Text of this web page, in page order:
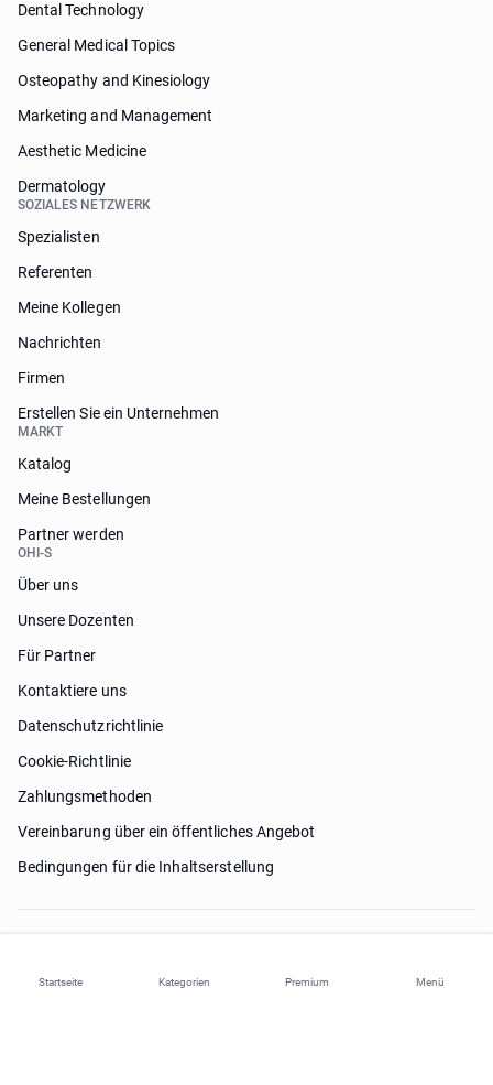
Startseite Kategorien Premium Menü
Dental Technology
General Medical Topics
Osteopathy and Kinesiology
Marketing and Management
Aesthetic Medicine
Dermatology
SOZIALES NETZWERK
Spezialisten
Referenten
Meine Kollegen
Nachrichten
Firmen
Erstellen Sie ein Unternehmen
MARKT
Katalog
Meine Bestellungen
Partner werden
OHI-S
Über uns
Unsere Dozenten
Für Partner
Kontaktiere uns
Datenschutzrichtlinie
Cookie-Richtlinie
Zahlungsmethoden
Vereinbarung über ein öffentliches Angebot
Bedingungen für die Inhaltserstellung
Brauche Hilfe?